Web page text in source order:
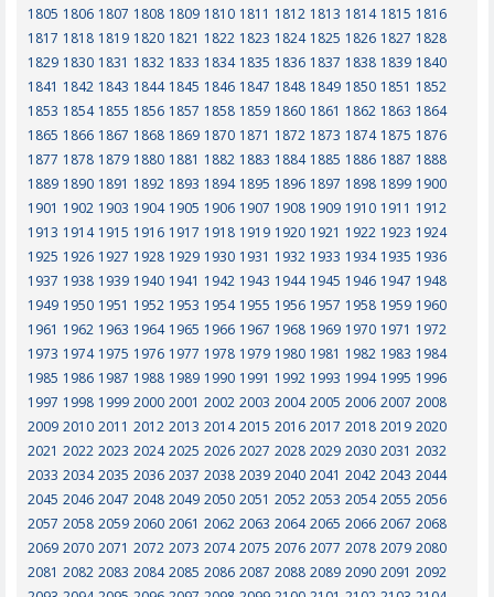
1805 1806 1807 1808 1809 1810 1811 1812 1813 1814 1815 1816
1817 1818 1819 1820 1821 1822 1823 1824 1825 1826 1827 1828
1829 1830 1831 1832 1833 1834 1835 1836 1837 1838 1839 1840
1841 1842 1843 1844 1845 1846 1847 1848 1849 1850 1851 1852
1853 1854 1855 1856 1857 1858 1859 1860 1861 1862 1863 1864
1865 1866 1867 1868 1869 1870 1871 1872 1873 1874 1875 1876
1877 1878 1879 1880 1881 1882 1883 1884 1885 1886 1887 1888
1889 1890 1891 1892 1893 1894 1895 1896 1897 1898 1899 1900
1901 1902 1903 1904 1905 1906 1907 1908 1909 1910 1911 1912
1913 1914 1915 1916 1917 1918 1919 1920 1921 1922 1923 1924
1925 1926 1927 1928 1929 1930 1931 1932 1933 1934 1935 1936
1937 1938 1939 1940 1941 1942 1943 1944 1945 1946 1947 1948
1949 1950 1951 1952 1953 1954 1955 1956 1957 1958 1959 1960
1961 1962 1963 1964 1965 1966 1967 1968 1969 1970 1971 1972
1973 1974 1975 1976 1977 1978 1979 1980 1981 1982 1983 1984
1985 1986 1987 1988 1989 1990 1991 1992 1993 1994 1995 1996
1997 1998 1999 2000 2001 2002 2003 2004 2005 2006 2007 2008
2009 2010 2011 2012 2013 2014 2015 2016 2017 2018 2019 2020
2021 2022 2023 2024 2025 2026 2027 2028 2029 2030 2031 2032
2033 2034 2035 2036 2037 2038 2039 2040 2041 2042 2043 2044
2045 2046 2047 2048 2049 2050 2051 2052 2053 2054 2055 2056
2057 2058 2059 2060 2061 2062 2063 2064 2065 2066 2067 2068
2069 2070 2071 2072 2073 2074 2075 2076 2077 2078 2079 2080
2081 2082 2083 2084 2085 2086 2087 2088 2089 2090 2091 2092